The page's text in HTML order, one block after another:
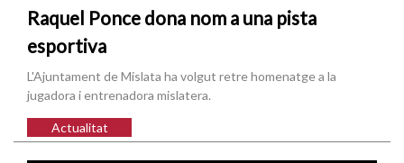
Raquel Ponce dona nom a una pista
esportiva
L'Ajuntament de Mislata ha volgut retre homenatge a la
jugadora i entrenadora mislatera.
Actualitat